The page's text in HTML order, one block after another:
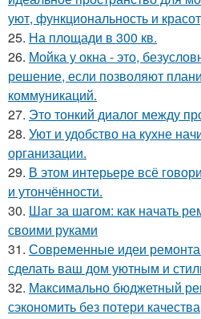
уют, функциональность и
25. На площади в 300 кв.
26. Мойка у окна - это,
решение, если позволяют
коммуникаций.
27. Это тонкий диалог между
28. Уют и удобство на кухне
организации.
29. В этом интерьере всё
и утончённости.
30. Шаг за шагом: как начать
своими руками
31. Современные идеи ремонта
сделать ваш дом уютным и
32. Максимально бюджетный
сэкономить без потери качества